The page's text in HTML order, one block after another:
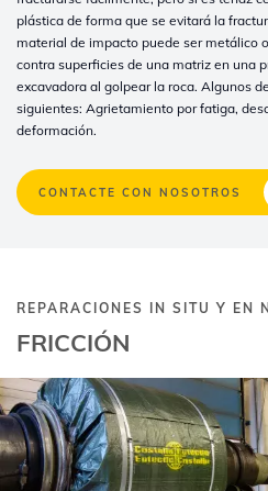
plástica de forma que se evitará la
material de impacto puede ser metálico
contra superficies de una matriz en una
excavadora al golpear la roca. Algunos
siguientes: Agrietamiento por fatiga,
deformación.
CONTACTE CON NOSOTROS
REPARACIONES IN SITU Y EN
FRICCIÓN